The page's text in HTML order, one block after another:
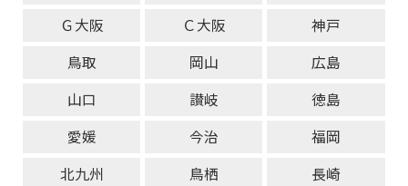
Ｇ大阪
Ｃ大阪
神戸
鳥取
岡山
広島
山口
讃岐
徳島
愛媛
今治
福岡
北九州
鳥栖
長崎